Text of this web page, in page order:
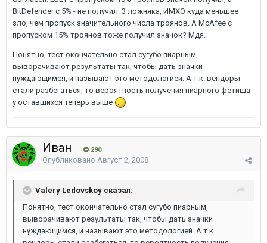
BitDefender с 5% - не получил. 3 ложняка, ИМХО куда меньшее
зло, чем пропуск значительного числа троянов. А McAfee с
пропуском 15% троянов тоже получил значок? Мдя.
Понятно, тест окончательно стал сугубо пиарным,
выворачивают результаты так, чтобы дать значки
нуждающимся, и называют это методологией. А т.к. вендоры
стали разбегаться, то вероятность получения пиарного фетиша
у оставшихся теперь выше
Иван 290
Опубликовано Август 2, 2008
Valery Ledovskoy сказал:
Понятно, тест окончательно стал сугубо пиарным,
выворачивают результаты так, чтобы дать значки
нуждающимся, и называют это методологией. А т.к.